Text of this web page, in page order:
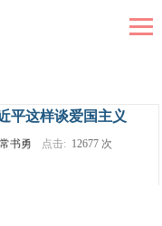
平这样谈爱国主义
常书勇 点击: 12677 次